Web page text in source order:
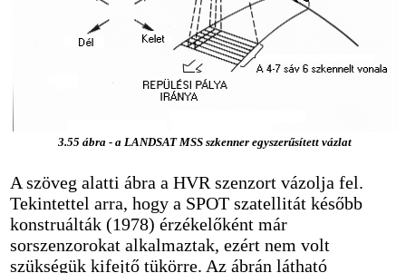
3.55 ábra - a LANDSAT MSS szkenner egyszerűsített vázlat
A szöveg alatti ábra a HVR szenzort vázolja fel.
Tekintettel arra, hogy a SPOT szatellitát később
konstruálták (1978) érzékelőként már
sorszenzorokat alkalmaztak, ezért nem volt
szükségük kifejtő tükörre. Az ábrán látható